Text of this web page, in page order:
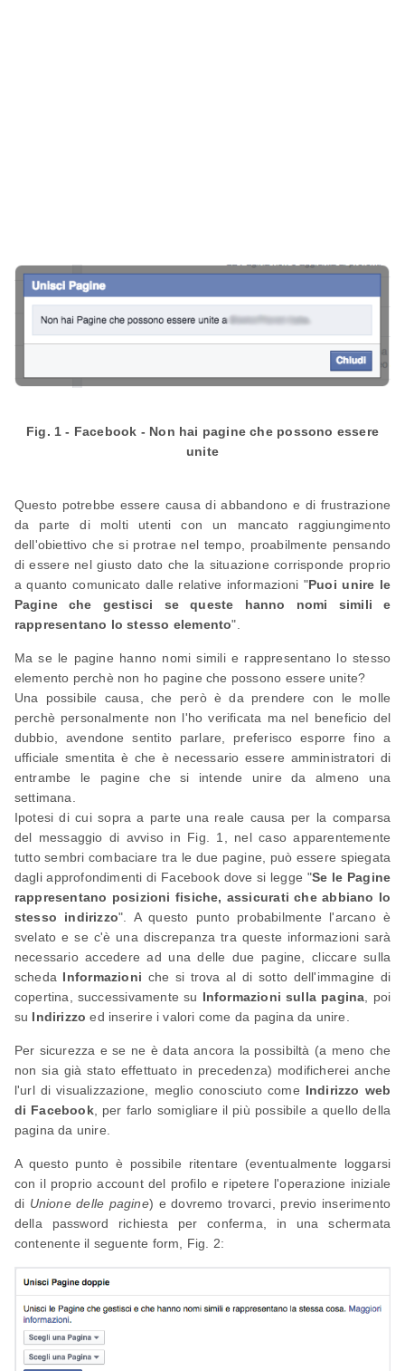
Fig. 1 - Facebook - Non hai pagine che possono essere
unite
Questo potrebbe essere causa di abbandono e di frustrazione
da parte di molti utenti con un mancato raggiungimento
dell'obiettivo che si protrae nel tempo, proabilmente pensando
di essere nel giusto dato che la situazione corrisponde proprio
a quanto comunicato dalle relative informazioni "Puoi unire le
Pagine che gestisci se queste hanno nomi simili e
rappresentano lo stesso elemento".
Ma se le pagine hanno nomi simili e rappresentano lo stesso
elemento perchè non ho pagine che possono essere unite?
Una possibile causa, che però è da prendere con le molle
perchè personalmente non l'ho verificata ma nel beneficio del
dubbio, avendone sentito parlare, preferisco esporre fino a
ufficiale smentita è che è necessario essere amministratori di
entrambe le pagine che si intende unire da almeno una
settimana.
Ipotesi di cui sopra a parte una reale causa per la comparsa
del messaggio di avviso in Fig. 1, nel caso apparentemente
tutto sembri combaciare tra le due pagine, può essere spiegata
dagli approfondimenti di Facebook dove si legge "Se le Pagine
rappresentano posizioni fisiche, assicurati che abbiano lo
stesso indirizzo". A questo punto probabilmente l'arcano è
svelato e se c'è una discrepanza tra queste informazioni sarà
necessario accedere ad una delle due pagine, cliccare sulla
scheda Informazioni che si trova al di sotto dell'immagine di
copertina, successivamente su Informazioni sulla pagina, poi
su Indirizzo ed inserire i valori come da pagina da unire.
Per sicurezza e se ne è data ancora la possibiltà (a meno che
non sia già stato effettuato in precedenza) modificherei anche
l'url di visualizzazione, meglio conosciuto come Indirizzo web
di Facebook, per farlo somigliare il più possibile a quello della
pagina da unire.
A questo punto è possibile ritentare (eventualmente loggarsi
con il proprio account del profilo e ripetere l'operazione iniziale
di Unione delle pagine) e dovremo trovarci, previo inserimento
della password richiesta per conferma, in una schermata
contenente il seguente form, Fig. 2: